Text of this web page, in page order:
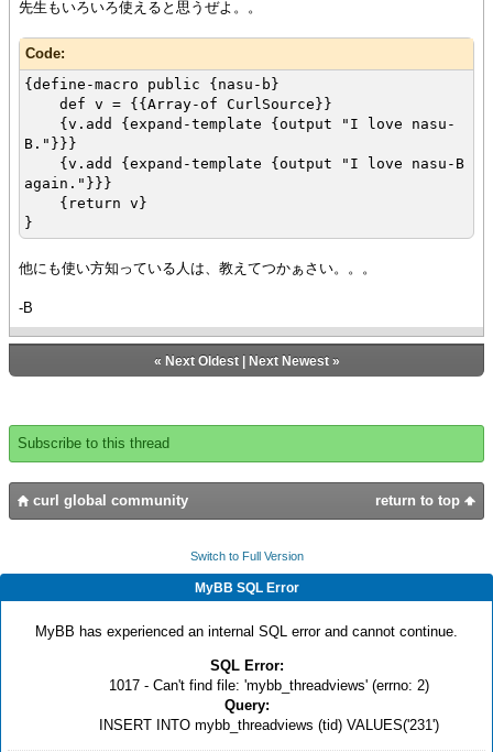
先生もいろいろ使えると思うぜよ。。
Code:
{define-macro public {nasu-b}
def v = {{Array-of CurlSource}}
{v.add {expand-template {output "I love nasu-
B."}}}
{v.add {expand-template {output "I love nasu-B
again."}}}
{return v}
}
他にも使い方知っている人は、教えてつかぁさい。。。
-B
« Next Oldest| Next Newest»
Subscribe to this thread
return to top
curl global community
Switch to Full Version
MyBB SQL Error
MyBB has experienced an internal SQL error and cannot continue.
SQL Error:
1017 - Can't find file: 'mybb_threadviews' (errno: 2)
Query:
INSERT INTO mybb_threadviews (tid) VALUES('231')